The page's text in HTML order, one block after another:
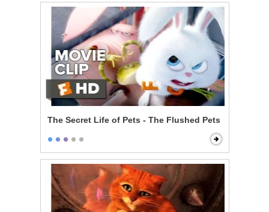
The Secret Life of Pets - The Flushed Pets